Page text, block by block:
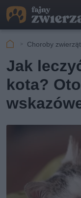
Choroby zwierząt
Jak
kota?